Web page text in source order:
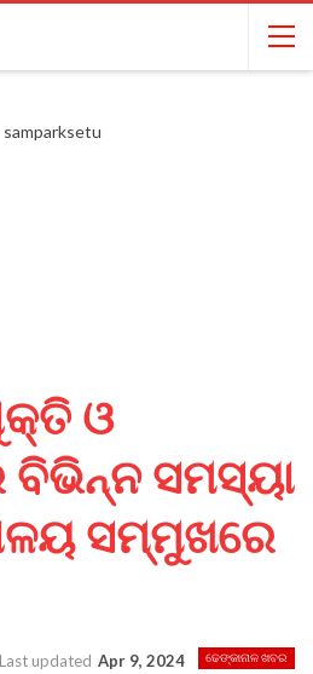
ଓ
ସମସ୍ୟା
ସମ୍ମୁଖରେ
ଢେଙ୍କାନାଳ ଖବର
Last updated Apr 9, 2024